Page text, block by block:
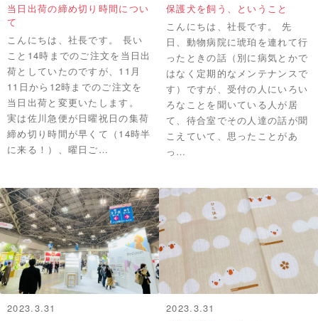
当日出荷の締め切り時間につい
て
こんにちは、社長です。 長い
こと14時までのご注文を当日出
荷としていたのですが、11月
11日から12時までのご注文を
当日出荷と変更いたします。
実は佐川急便が日曜祝日の集荷
締め切り時間が早くて（14時半
に来る！）、曜日ご…
保護犬を飼う、ということ
こんにちは、社長です。 先
日、動物病院に琥珀を連れて行
ったときの話（別に病気とかで
はなく定期的なメンテナンスで
す）ですが、受付の人にいろい
ろなことを聞いている人が居
て、待合室でその人達の話が聞
こえていて、思ったことがあ
っ…
2023.3.31
2023.3.31